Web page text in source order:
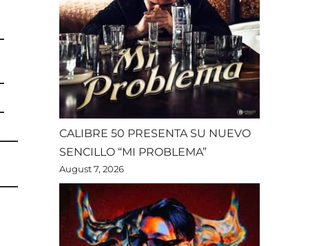
CALIBRE 50 PRESENTA SU NUEVO
SENCILLO “MI PROBLEMA”
August 7, 2026